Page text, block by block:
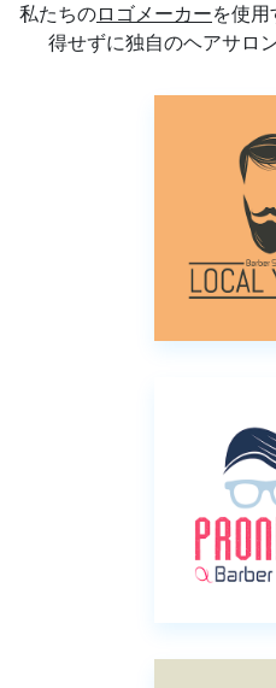
私たちのロゴメーカーを使
得せずに独自のヘアサロ